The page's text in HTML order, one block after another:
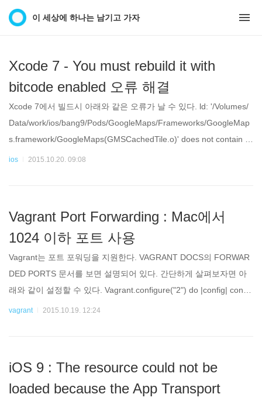
이 세상에 하나는 남기고 가자
Xcode 7 - You must rebuild it with
bitcode enabled 오류 해결
Xcode 7에서 빌드시 아래와 같은 오류가 날 수 있다. ld: '/Volumes/
Data/work/ios/bang9/Pods/GoogleMaps/Frameworks/GoogleMap
s.framework/GoogleMaps(GMSCachedTile.o)' does not contain bi
tcode. You must rebuild it with bitcode enabled (Xcode setting EN
ios 2015.10.20. 09:08
Vagrant Port Forwarding : Mac에서
1024 이하 포트 사용
Vagrant는 포트 포워딩을 지원한다. VAGRANT DOCS의 FORWAR
DED PORTS 문서를 보면 설명되어 있다. 간단하게 살펴보자면 아
래와 같이 설정할 수 있다. Vagrant.configure("2") do |config| confi
g.vm.network "forwarded_port", guest: 80, host: 8080 end 위 설정
vagrant 2015.10.19. 12:24
iOS 9 : The resource could not be
loaded because the App Transport